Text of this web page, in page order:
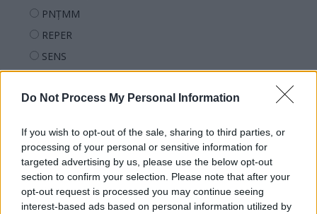
Do Not Process My Personal Information
If you wish to opt-out of the sale, sharing to third parties, or
processing of your personal or sensitive information for
targeted advertising by us, please use the below opt-out
section to confirm your selection. Please note that after your
opt-out request is processed you may continue seeing
interest-based ads based on personal information utilized by
PNȚMM
REPER
SENS
POT (Gavrilă)
Acțiunea Conservatoare (Târziu)
PDF (Lazarus)
PUSL (D. Voiculescu)
PNȚCD (Pavelescu)